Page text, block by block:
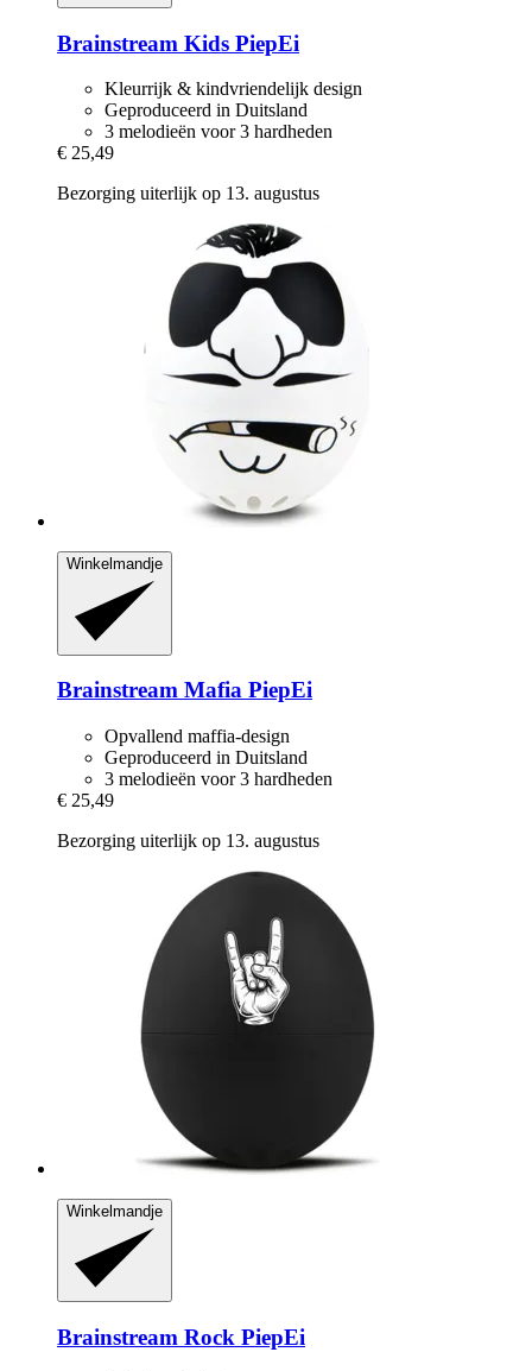
Brainstream Kids PiepEi
Kleurrijk & kindvriendelijk design
Geproduceerd in Duitsland
3 melodieën voor 3 hardheden
€ 25,49
Bezorging uiterlijk op 13. augustus
Winkelmandje
Brainstream Mafia PiepEi
Opvallend maffia-design
Geproduceerd in Duitsland
3 melodieën voor 3 hardheden
€ 25,49
Bezorging uiterlijk op 13. augustus
Winkelmandje
Brainstream Rock PiepEi